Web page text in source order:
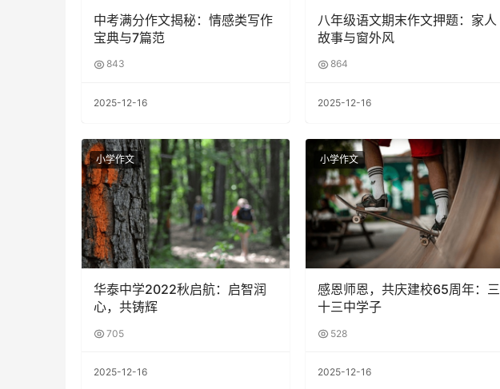
中考满分作文揭秘：情感类写作
宝典与7篇范
843
2025-12-16
八年级语文期末作文押题：家人
故事与窗外风
864
2025-12-16
小学作文
华泰中学2022秋启航：启智润
心，共铸辉
705
2025-12-16
小学作文
感恩师恩，共庆建校65周年：三
十三中学子
528
2025-12-16